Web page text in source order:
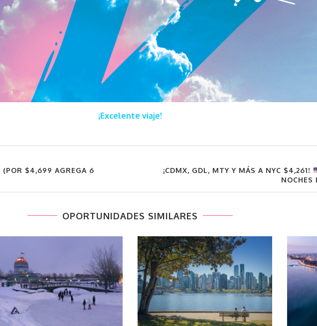
¡Excelente viaje!
(POR $4,699 AGREGA 6
¡CDMX, GDL, MTY Y MÁS A NYC $4,261!
NOCHES
OPORTUNIDADES SIMILARES